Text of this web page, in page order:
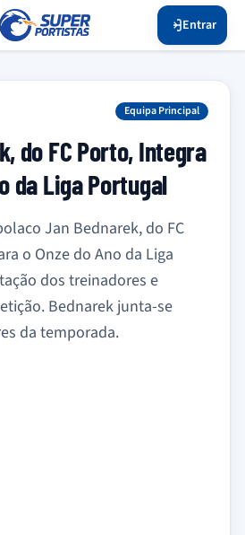
Entrar
Equipa Principal
do FC Porto, Integra
da Liga Portugal
Jan Bednarek, do FC
o Onze do Ano da Liga
dos treinadores e
Bednarek junta-se
da temporada.